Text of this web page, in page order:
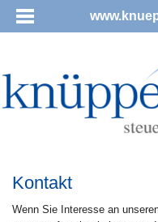
Kontakt
Wenn Sie Interesse an